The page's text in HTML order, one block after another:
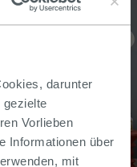
darunter
Vorlieben
Informationen über
mit